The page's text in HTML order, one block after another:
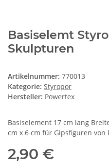
Basiselemt
Skulpturen
Artikelnummer: 770013
Kategorie: Styropor
Hersteller: Powertex
Basiselement 17 cm lang
cm x 6 cm für Gipsfiguren von
2,90 €